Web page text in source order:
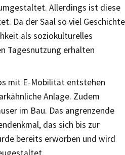
Allerdings ist diese
Da der Saal so viel Geschichte
als soziokulturelles
Tagesnutzung erhalten
mit E-Mobilität entstehen
Anlage. Zudem
im Bau. Das angrenzende
das sich bis zur
bereits erworben und wird